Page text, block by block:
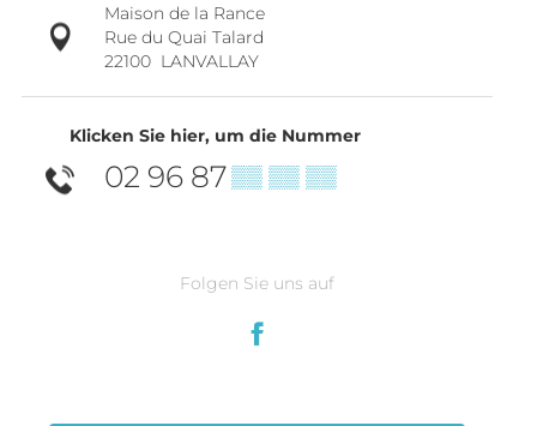
Maison de la Rance
Rue du Quai Talard
22100 LANVALLAY
Klicken Sie hier, um die Nummer
02 96 87▒▒ ▒▒ ▒▒
Folgen Sie uns auf